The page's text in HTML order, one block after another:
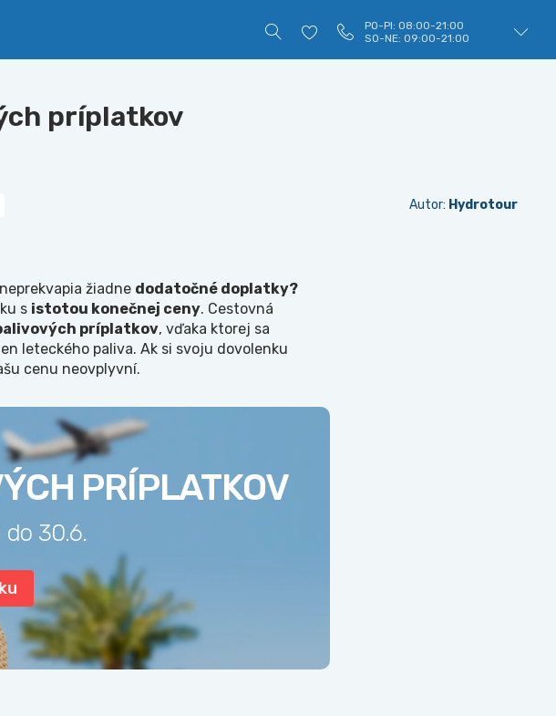
PO-PI: 08:00-21:00
SO-NE: 09:00-21:00
príplatkov
Autor: Hydrotour
žiadne dodatočné doplatky?
s istotou konečnej ceny. Cestovná
príplatkov, vďaka ktorej sa
leteckého paliva. Ak si svoju dovolenku
cenu neovplyvní.
PRÍPLATKOV
30.6.